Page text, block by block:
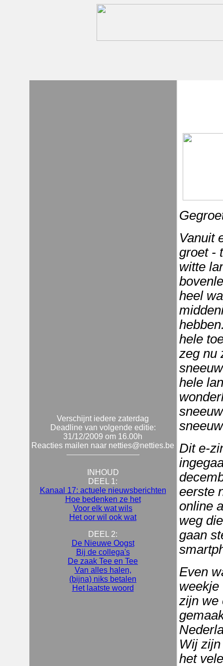
Verschijnt iedere zaterdag
Deadline van volgende editie:
31/12/2009 om 16.00h
Reacties mailen naar netties@netties.be
INHOUD
DEEL 1:
Kanaal 17: actuele nieuwsberichten
Hoe bedenken ze het
Voor elk wat wils
Het oor wil ook wat
DEEL 2:
De Nieuwe Oogst
Bij de collega's
De zaak Tee en Tee
Van alles halen,
(bijna) niks betalen
Het laatste woord
Vanuit
groet -
witte
heel
hele
zeg nu
hele
Dit e-
eerste
online
weg
gaan
Even
weekje
zijn we
Wij
het